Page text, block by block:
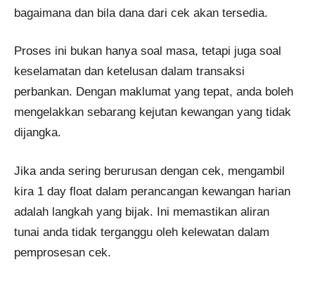
bagaimana dan bila dana dari cek akan tersedia.
Proses ini bukan hanya soal masa, tetapi juga soal
keselamatan dan ketelusan dalam transaksi
perbankan. Dengan maklumat yang tepat, anda boleh
mengelakkan sebarang kejutan kewangan yang tidak
dijangka.
Jika anda sering berurusan dengan cek, mengambil
kira 1 day float dalam perancangan kewangan harian
adalah langkah yang bijak. Ini memastikan aliran
tunai anda tidak terganggu oleh kelewatan dalam
pemprosesan cek.